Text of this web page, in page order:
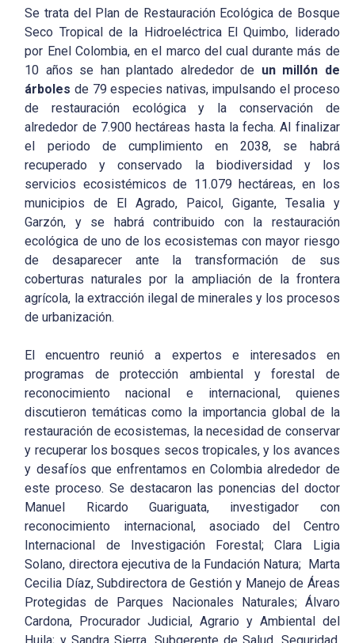
Se trata del Plan de Restauración Ecológica de Bosque
Seco Tropical de la Hidroeléctrica El Quimbo, liderado
por Enel Colombia, en el marco del cual durante más de
10 años se han plantado alrededor de un millón de
árboles de 79 especies nativas, impulsando el proceso
de restauración ecológica y la conservación de
alrededor de 7.900 hectáreas hasta la fecha. Al finalizar
el periodo de cumplimiento en 2038, se habrá
recuperado y conservado la biodiversidad y los
servicios ecosistémicos de 11.079 hectáreas, en los
municipios de El Agrado, Paicol, Gigante, Tesalia y
Garzón, y se habrá contribuido con la restauración
ecológica de uno de los ecosistemas con mayor riesgo
de desaparecer ante la transformación de sus
coberturas naturales por la ampliación de la frontera
agrícola, la extracción ilegal de minerales y los procesos
de urbanización.
El encuentro reunió a expertos e interesados en
programas de protección ambiental y forestal de
reconocimiento nacional e internacional, quienes
discutieron temáticas como la importancia global de la
restauración de ecosistemas, la necesidad de conservar
y recuperar los bosques secos tropicales, y los avances
y desafíos que enfrentamos en Colombia alrededor de
este proceso. Se destacaron las ponencias del doctor
Manuel Ricardo Guariguata, investigador con
reconocimiento internacional, asociado del Centro
Internacional de Investigación Forestal; Clara Ligia
Solano, directora ejecutiva de la Fundación Natura; Marta
Cecilia Díaz, Subdirectora de Gestión y Manejo de Áreas
Protegidas de Parques Nacionales Naturales; Álvaro
Cardona, Procurador Judicial, Agrario y Ambiental del
Huila; y Sandra Sierra, Subgerente de Salud, Seguridad,